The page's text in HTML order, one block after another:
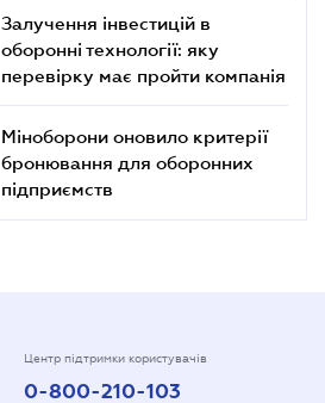
Залучення інвестицій в
оборонні технології: яку
перевірку має пройти компанія
Міноборони оновило критерії
бронювання для оборонних
підприємств
Центр підтримки користувачів
0-800-210-103